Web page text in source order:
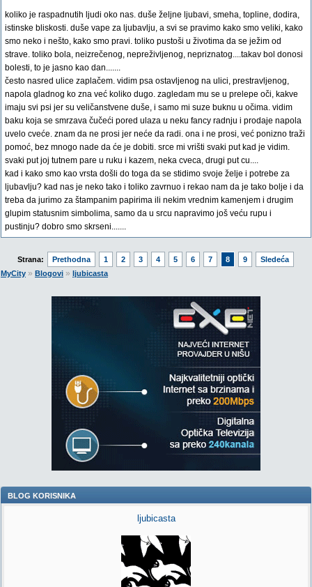
koliko je raspadnutih ljudi oko nas. duše željne ljubavi, smeha, topline, dodira,
istinske bliskosti. duše vape za ljubavlju, a svi se pravimo kako smo veliki, kako
smo neko i nešto, kako smo pravi. toliko pustoši u životima da se ježim od
strave. toliko bola, neizrečenog, nepreživljenog, nepriznatog....takav bol donosi
bolesti, to je jasno kao dan.......
često nasred ulice zaplačem. vidim psa ostavljenog na ulici, prestravljenog,
napola gladnog ko zna već koliko dugo. zagledam mu se u prelepe oči, kakve
imaju svi psi jer su veličanstvene duše, i samo mi suze buknu u očima. vidim
baku koja se smrzava čučeći pored ulaza u neku fancy radnju i prodaje napola
uvelo cveće. znam da ne prosi jer neće da radi. ona i ne prosi, već ponizno traži
pomoć, bez mnogo nade da će je dobiti. srce mi vrišti svaki put kad je vidim.
svaki put joj tutnem pare u ruku i kazem, neka cveca, drugi put cu....
kad i kako smo kao vrsta došli do toga da se stidimo svoje želje i potrebe za
ljubavlju? kad nas je neko tako i toliko zavrnuo i rekao nam da je tako bolje i da
treba da jurimo za štampanim papirima ili nekim vrednim kamenjem i drugim
glupim statusnim simbolima, samo da u srcu napravimo još veću rupu i
pustinju? dobro smo skrseni.......
Strana: Prethodna 1 2 3 4 5 6 7 8 9
Sledeća
MyCity » Blogovi » ljubicasta
BLOG KORISNIKA
ljubicasta